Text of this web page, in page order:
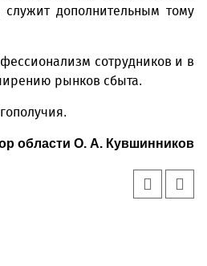
дополнительным тому
сотрудников и в
рынков сбыта.
области О. А. Кувшинников